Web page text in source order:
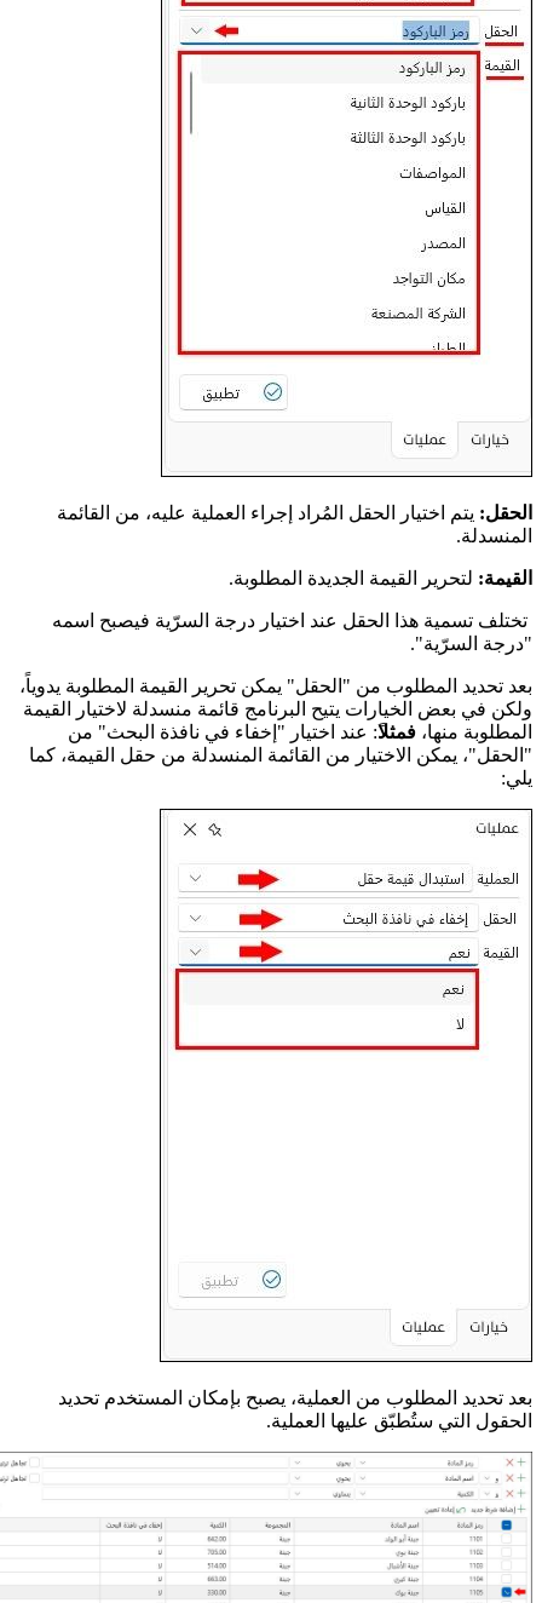
الحقل: يتم اختيار الحقل المُراد إجراء العملية عليه، من القائمة
المنسدلة.
القيمة: لتحرير القيمة الجديدة المطلوبة.
تختلف تسمية هذا الحقل عند اختيار درجة السرّية فيصبح اسمه
"درجة السرّية".
بعد تحديد المطلوب من "الحقل" يمكن تحرير القيمة المطلوبة يدوياً،
ولكن في بعض الخيارات يتيح البرنامج قائمة منسدلة لاختيار القيمة
المطلوبة منها، فمثلاً: عند اختيار "إخفاء في نافذة البحث" من
"الحقل"، يمكن الاختيار من القائمة المنسدلة من حقل القيمة، كما
يلي:
بعد تحديد المطلوب من العملية، يصبح بإمكان المستخدم تحديد
الحقول التي ستُطبّق عليها العملية.